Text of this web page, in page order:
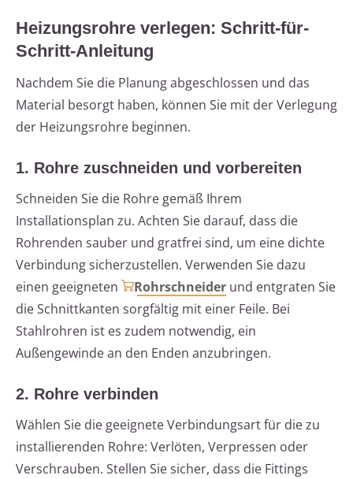
Heizungsrohre verlegen: Schritt-für-
Schritt-Anleitung
Nachdem Sie die Planung abgeschlossen und das
Material besorgt haben, können Sie mit der Verlegung
der Heizungsrohre beginnen.
1. Rohre zuschneiden und vorbereiten
Schneiden Sie die Rohre gemäß Ihrem
Installationsplan zu. Achten Sie darauf, dass die
Rohrenden sauber und gratfrei sind, um eine dichte
Verbindung sicherzustellen. Verwenden Sie dazu
einen geeigneten
Rohrschneider und entgraten Sie
die Schnittkanten sorgfältig mit einer Feile. Bei
Stahlrohren ist es zudem notwendig, ein
Außengewinde an den Enden anzubringen.
2. Rohre verbinden
Wählen Sie die geeignete Verbindungsart für die zu
installierenden Rohre: Verlöten, Verpressen oder
Verschrauben. Stellen Sie sicher, dass die Fittings